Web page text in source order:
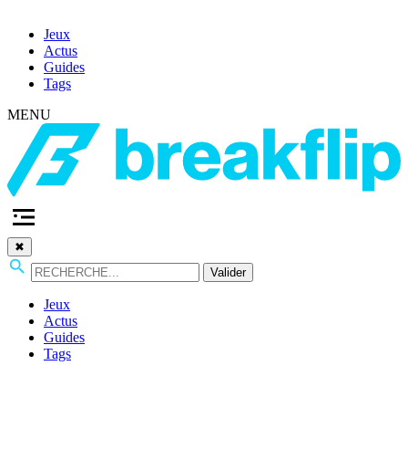
Jeux
Actus
Guides
Tags
MENU
✖
Valider
Jeux
Actus
Guides
Tags